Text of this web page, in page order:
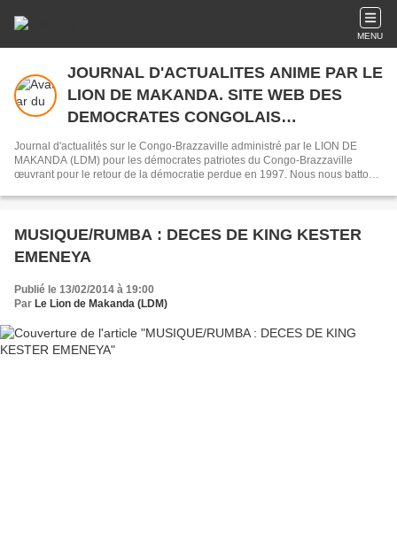
MENU
JOURNAL D'ACTUALITES ANIME PAR LE
LION DE MAKANDA. SITE WEB DES
DEMOCRATES CONGOLAIS
COMBATTANT LA DICTATURE SASSOU
NGUESSO
Journal d'actualités sur le Congo-Brazzaville administré par le LION DE
MAKANDA (LDM) pour les démocrates patriotes du Congo-Brazzaville
œuvrant pour le retour de la démocratie perdue en 1997. Nous nous battons
MUSIQUE/RUMBA : DECES DE KING KESTER
EMENEYA
Publié le 13/02/2014 à 19:00
Par Le Lion de Makanda (LDM)